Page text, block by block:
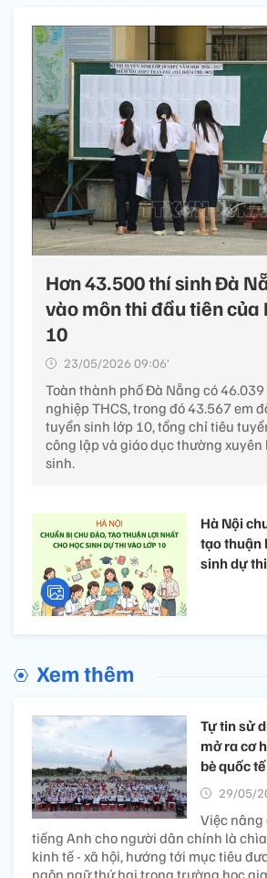
Hơn 43.500 thí sinh Đà
vào môn thi đầu tiên của
10
23/05/2026 09:06’
Toàn thành phố Đà Nẵng có
nghiệp THCS, trong đó 43.567 em
tuyển sinh lớp 10, tổng chỉ tiêu
công lập và giáo dục thường xuyên
sinh.
Hà Nội
tạo thuận
sinh dự
Xem thêm
Tự tin sử
mở ra cơ
bè quốc tế
29/05/
Việc
tiếng Anh cho người dân chính là
kinh tế - xã hội, hướng tới mục tiêu
ngôn ngữ thứ hai trong trường học